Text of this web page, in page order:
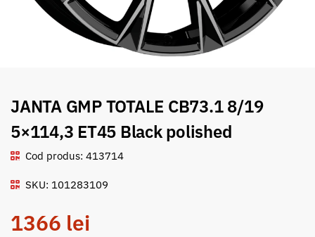
JANTA GMP TOTALE CB73.1 8/19
5×114,3 ET45 Black polished
Cod produs: 413714
SKU: 101283109
1366 lei